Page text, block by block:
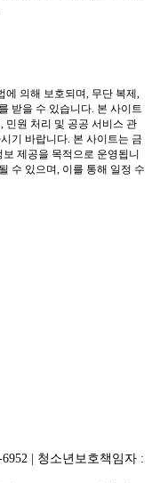
에 의해 보호되며, 무단 복제,
받을 수 있습니다. 본 사이트
민원 처리 및 공공 서비스 관
기 바랍니다. 본 사이트는 금
제공을 목적으로 운영됩니
수 있으며, 이를 통해 일정 수
| 청소년보호책임자 :